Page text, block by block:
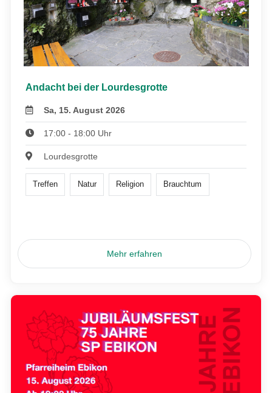
Andacht bei der Lourdesgrotte
Sa, 15. August 2026
17:00 - 18:00 Uhr
Lourdesgrotte
Treffen Natur Religion Brauchtum
Mehr erfahren